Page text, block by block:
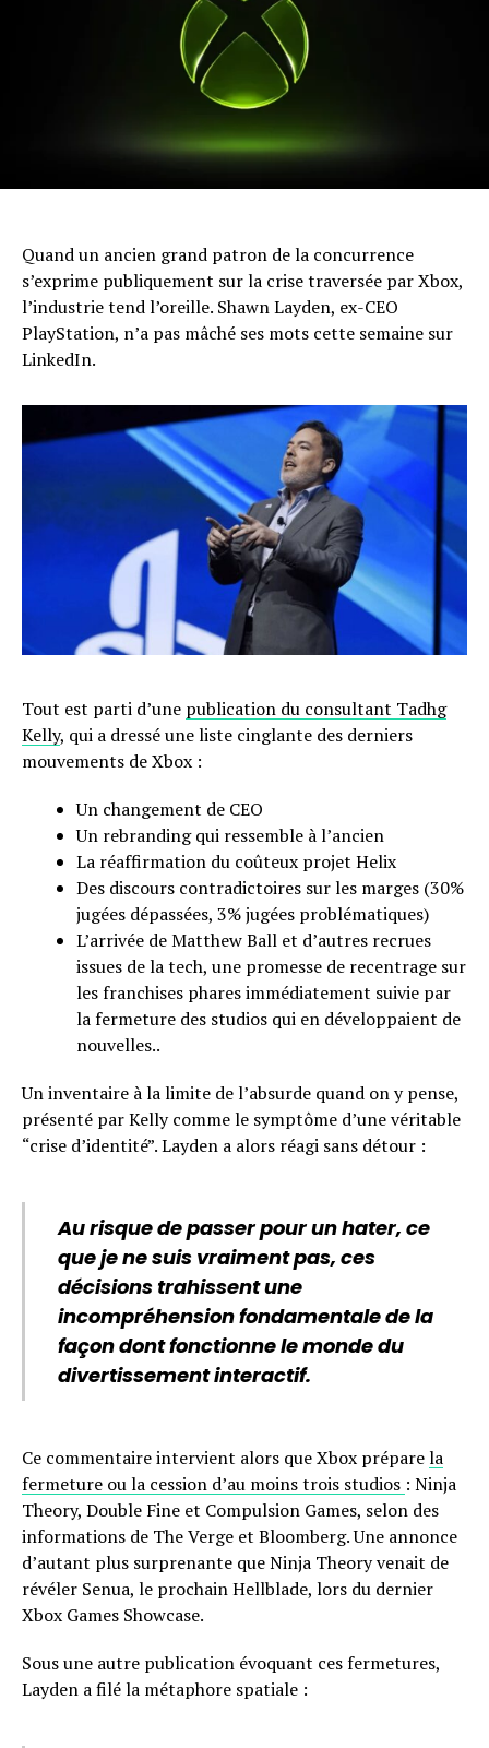
Quand un ancien grand patron de la concurrence
s’exprime publiquement sur la crise traversée par Xbox,
l’industrie tend l’oreille. Shawn Layden, ex-CEO
PlayStation, n’a pas mâché ses mots cette semaine sur
LinkedIn.
Tout est parti d’une publication du consultant Tadhg
Kelly, qui a dressé une liste cinglante des derniers
mouvements de Xbox :
Un changement de CEO
Un rebranding qui ressemble à l’ancien
La réaffirmation du coûteux projet Helix
Des discours contradictoires sur les marges (30%
jugées dépassées, 3% jugées problématiques)
L’arrivée de Matthew Ball et d’autres recrues
issues de la tech, une promesse de recentrage sur
les franchises phares immédiatement suivie par
la fermeture des studios qui en développaient de
nouvelles..
Un inventaire à la limite de l’absurde quand on y pense,
présenté par Kelly comme le symptôme d’une véritable
“crise d’identité”. Layden a alors réagi sans détour :
Au risque de passer pour un hater, ce
que je ne suis vraiment pas, ces
décisions trahissent une
incompréhension fondamentale de la
façon dont fonctionne le monde du
divertissement interactif.
Ce commentaire intervient alors que Xbox préparela
fermeture ou la cession d’au moins trois studios : Ninja
Theory, Double Fine et Compulsion Games, selon des
informations de The Verge et Bloomberg. Une annonce
d’autant plus surprenante que Ninja Theory venait de
révéler Senua, le prochain Hellblade, lors du dernier
Xbox Games Showcase.
Sous une autre publication évoquant ces fermetures,
Layden a filé la métaphore spatiale :